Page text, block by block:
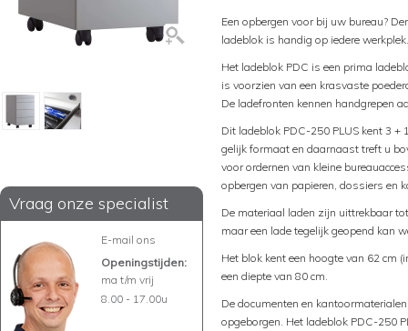
Vraag onze specialist
E-mail ons
Openingstijden:
ma t/m vrij
8.00 - 17.00u
Een opbergen voor bij uw bureau?
ladeblok is handig op iedere werkplek.
Het ladeblok PDC is een prima
is voorzien van een krasvaste
De ladefronten kennen handgrepen
Dit ladeblok PDC-250 PLUS kent 3
gelijk formaat en daarnaast treft u
voor ordernen van kleine
opbergen van papieren, dossiers en
De materiaal laden zijn uittrekbaar
maar een lade tegelijk geopend kan
Het blok kent een hoogte van 62 cm
een diepte van 80 cm.
De documenten en
opgeborgen. Het ladeblok PDC-250